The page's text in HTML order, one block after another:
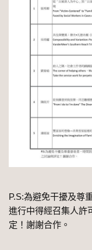
P.S:為避免干擾及尊
進行中得經召集人許
定！謝謝合作。